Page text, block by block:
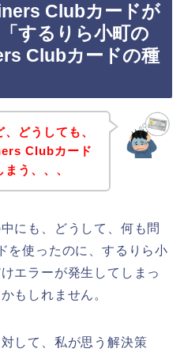
Clubカードが
するりら小町の
Clubカードの種
どうしても、
Clubカード
う、、、
にも、どうして、何も問
を使ったのに、するりら小
エラーが発生してしまっ
もしれません。
して、私が思う解決策